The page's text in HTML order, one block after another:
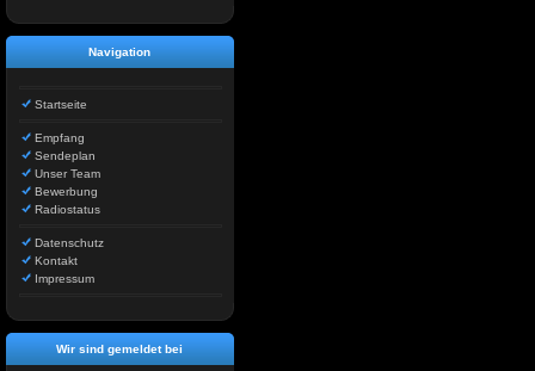
Navigation
Startseite
Empfang
Sendeplan
Unser Team
Bewerbung
Radiostatus
Datenschutz
Kontakt
Impressum
Wir sind gemeldet bei